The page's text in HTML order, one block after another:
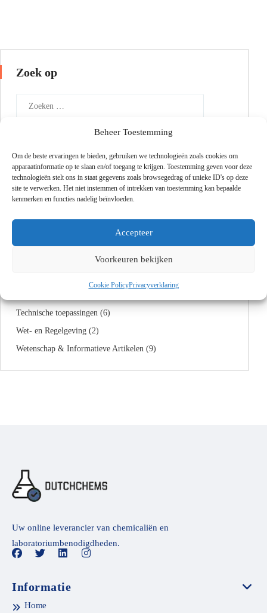
Beheer Toestemming
Om de beste ervaringen te bieden, gebruiken we technologieën zoals cookies om
apparaatinformatie op te slaan en/of toegang te krijgen. Toestemming geven voor deze
technologieën stelt ons in staat gegevens zoals browsegedrag of unieke ID's op deze
site te verwerken. Het niet instemmen of intrekken van toestemming kan bepaalde
kenmerken en functies nadelig beïnvloeden.
Accepteer
Voorkeuren bekijken
Cookie PolicyPrivacyverklaring
Zoek op
Blogcategorieën
Aquarium & Dierverzorging(1)
(11)
Technische toepassingen (6)
Wet- en Regelgeving (2)
Wetenschap & Informatieve Artikelen (9)
Uw online leverancier van chemicaliën en
laboratoriumbenodigdheden.
Informatie
Home